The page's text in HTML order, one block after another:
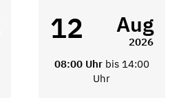
12 Aug
2026
08:00 Uhr bis 14:00
Uhr